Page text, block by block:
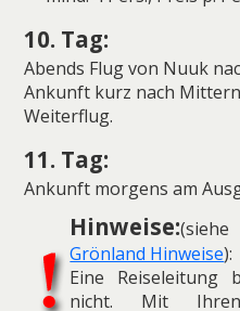
10. Tag:
Abends Flug von Nuuk
Ankunft kurz nach
Weiterflug.
11. Tag:
Ankunft morgens am
Hinweise:
Grönland Hinweise):
Eine Reiseleitung
nicht. Mit Ihren